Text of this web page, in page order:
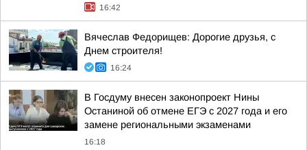
16:42
Вячеслав Федорищев: Дорогие друзья, с
Днем строителя!
16:24
В Госдуму внесен законопроект Нины
Останиной об отмене ЕГЭ с 2027 года и его
замене региональными экзаменами
16:18